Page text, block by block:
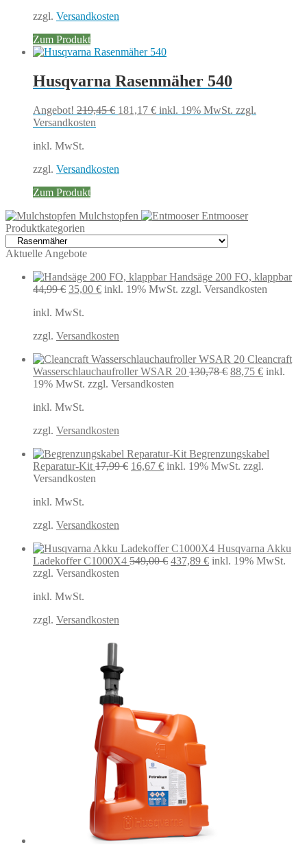
zzgl. Versandkosten
Zum Produkt
Husqvarna Rasenmäher 540
Angebot! 219,45€ Ursprünglicher
181,17 €Aktueller
inkl. 19% MwSt. zzgl.
Versandkosten
inkl. MwSt.
zzgl. Versandkosten
Zum Produkt
Mulchstopfen
Entmooser
Produktkategorien
Aktuelle Angebote
Handsäge 200 FO, klappbar
44,99€ Ursprünglicher
war:
35,00 €Aktueller
inkl. 19% MwSt. zzgl. Versandkosten
inkl. MwSt.
zzgl. Versandkosten
Cleancraft
Wasserschlauchaufroller WSAR 20 130,78€ Ursprünglicher
88,75 €Aktueller
inkl.
19% MwSt. zzgl. Versandkosten
inkl. MwSt.
zzgl. Versandkosten
Begrenzungskabel
Reparatur-Kit 17,99€ Ursprünglicher
16,67 €Aktueller
inkl. 19% MwSt. zzgl.
Versandkosten
inkl. MwSt.
zzgl. Versandkosten
Husqvarna Akku
Ladekoffer C1000X4 549,00€ Ursprünglicher
437,89 €Aktueller
inkl. 19% MwSt.
zzgl. Versandkosten
inkl. MwSt.
zzgl. Versandkosten